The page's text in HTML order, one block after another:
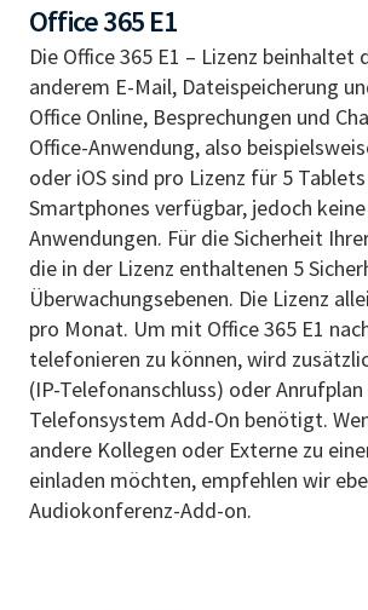
Office 365 E1
Die Office 365 E1 – Lizenz beinhaltet
anderem E-Mail, Dateispeicherung
Office Online, Besprechungen und
Office-Anwendung, also
oder iOS sind pro Lizenz für 5
Smartphones verfügbar, jedoch
Anwendungen. Für die Sicherheit
die in der Lizenz enthaltenen 5
Überwachungsebenen. Die Lizenz
pro Monat. Um mit Office 365 E1
telefonieren zu können, wird
(IP-Telefonanschluss) oder
Telefonsystem Add-On benötigt.
andere Kollegen oder Externe zu
einladen möchten, empfehlen wir
Audiokonferenz-Add-on.